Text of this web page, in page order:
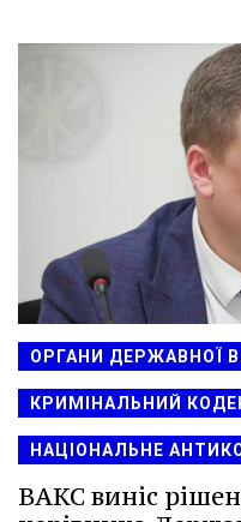
ОРГАНИ ДЕРЖАВНОЇ
КРИМІНАЛЬНИЙ
НАЦІОНАЛЬНЕ
ВАКС виніс